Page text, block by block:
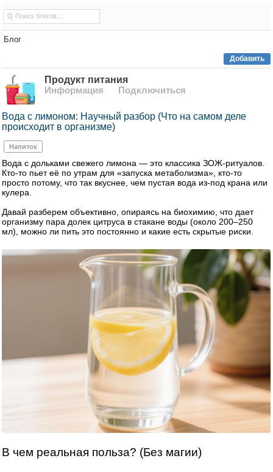
Блог
Добавить
Продукт питания
Информация
Подключиться
Вода с лимоном: Научный разбор (Что на самом деле
происходит в организме)
Напиток
Вода с дольками свежего лимона — это классика ЗОЖ-ритуалов.
Кто-то пьет её по утрам для «запуска метаболизма», кто-то
просто потому, что так вкуснее, чем пустая вода из-под крана или
кулера.
Давай разберем объективно, опираясь на биохимию, что дает
организму пара долек цитруса в стакане воды (около 200–250
мл), можно ли пить это постоянно и какие есть скрытые риски.
В чем реальная польза? (Без магии)